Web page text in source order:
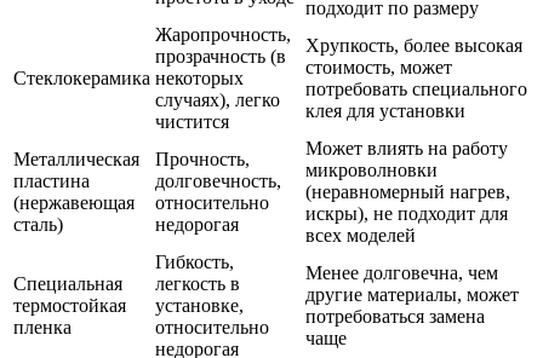
подходит по размеру
Стеклокерамика
Жаропрочность,
прозрачность (в
некоторых
случаях), легко
чистится
Хрупкость, более высокая
стоимость, может
потребовать специального
клея для установки
Металлическая
пластина
(нержавеющая
сталь)
Прочность,
долговечность,
относительно
недорогая
Может влиять на работу
микроволновки
(неравномерный нагрев,
искры), не подходит для
всех моделей
Специальная
термостойкая
пленка
Гибкость,
легкость в
установке,
относительно
недорогая
Менее долговечна, чем
другие материалы, может
потребоваться замена
чаще